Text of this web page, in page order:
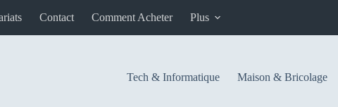
Contact Comment Acheter Plus
Tech & Informatique Maison & Bricolage